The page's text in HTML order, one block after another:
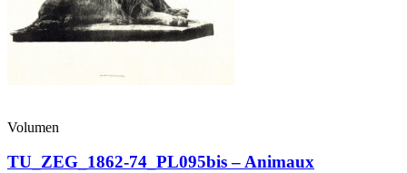
Volumen
TU_ZEG_1862-74_PL095bis – Animaux